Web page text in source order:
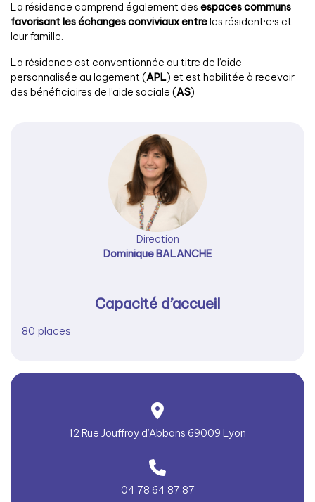
La résidence comprend également des espaces communs
favorisant les échanges conviviaux entreles résident·e·s et
leur famille.
La résidence est conventionnée au titre de l’aide
personnalisée au logement (APL) et est habilitée à recevoir
des bénéficiaires de l’aide sociale (AS)
Direction
Dominique BALANCHE
Capacité d’accueil
80 places
12 Rue Jouffroy d’Abbans 69009 Lyon
04 78 64 87 87